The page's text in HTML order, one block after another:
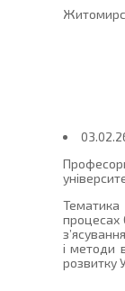
Тематика
процесах
і методи
розвитку